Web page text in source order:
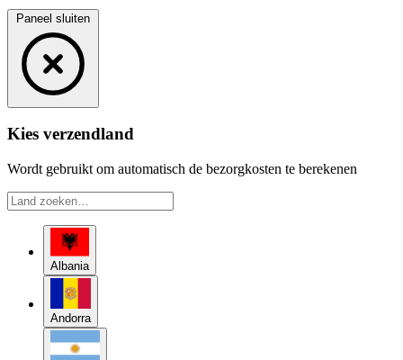
Paneel sluiten
Kies verzendland
Wordt gebruikt om automatisch de bezorgkosten te berekenen
Albania
Andorra